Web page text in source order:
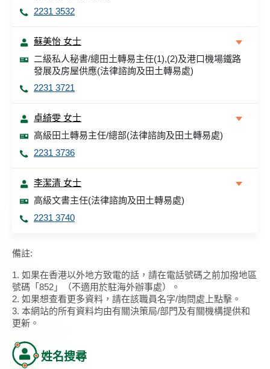
2231 3532
蘇美怡 女士
二級私人秘書/總田土轉易主任(1),(2)及港口機場鐵路
發展及房屋供應(法律諮詢及田土轉易處)
2231 3721
卓綺雯 女士
高級田土轉易主任/總部(法律諮詢及田土轉易處)
2231 3736
李潔清 女士
高級文書主任(法律諮詢及田土轉易處)
2231 3740
備註:
1. 如果在香港以外地方致電的話，請在電話號碼之前加撥地區
號碼「852」（不適用於駐海外辦事處）。
2. 如果想查看更多資料，請在該職員名字/詢問處上點擊。
3. 本網站的所有資料均由有關決策局/部門及有關機構提供和
更新。
姓名搜尋